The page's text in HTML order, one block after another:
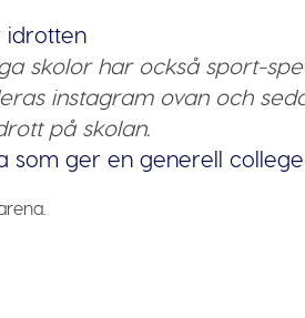
idrotten
skolor har också sport-
instagram ovan och
på skolan.
som ger en generell